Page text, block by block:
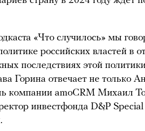
«Что случилось» мы
российских властей в
последствиях этой
Горина отвечает не только
компании amoCRM Михаил
инвестфонда D&P